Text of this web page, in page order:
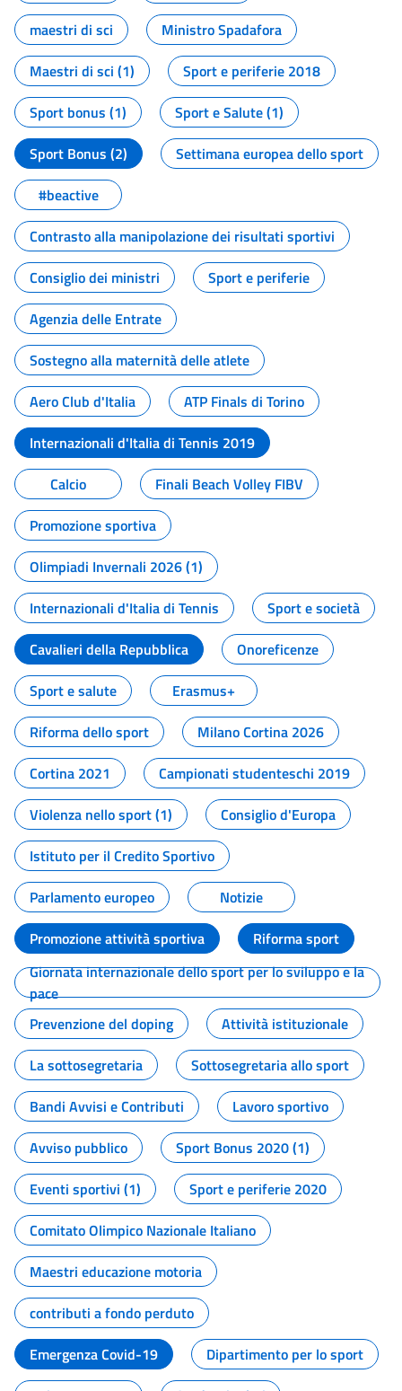
maestri di sci
Ministro Spadafora
Maestri di sci (1)
Sport e periferie 2018
Sport bonus (1)
Sport e Salute (1)
Sport Bonus (2)
Settimana europea dello sport
#beactive
Contrasto alla manipolazione dei risultati sportivi
Consiglio dei ministri
Sport e periferie
Agenzia delle Entrate
Sostegno alla maternità delle atlete
Aero Club d'Italia
ATP Finals di Torino
Internazionali d'Italia di Tennis 2019
Calcio
Finali Beach Volley FIBV
Promozione sportiva
Olimpiadi Invernali 2026 (1)
Internazionali d'Italia di Tennis
Sport e società
Cavalieri della Repubblica
Onoreficenze
Sport e salute
Erasmus+
Riforma dello sport
Milano Cortina 2026
Cortina 2021
Campionati studenteschi 2019
Violenza nello sport (1)
Consiglio d'Europa
Istituto per il Credito Sportivo
Parlamento europeo
Notizie
Promozione attività sportiva
Riforma sport
Giornata internazionale dello sport per lo sviluppo e la
pace
Prevenzione del doping
Attività istituzionale
La sottosegretaria
Sottosegretaria allo sport
Bandi Avvisi e Contributi
Lavoro sportivo
Avviso pubblico
Sport Bonus 2020 (1)
Eventi sportivi (1)
Sport e periferie 2020
Comitato Olimpico Nazionale Italiano
Maestri educazione motoria
contributi a fondo perduto
Emergenza Covid-19
Dipartimento per lo sport